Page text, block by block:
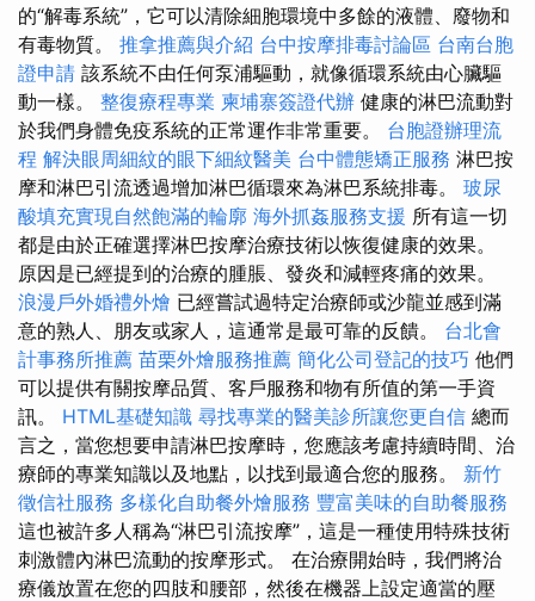
的“解毒系統”，它可以清除細胞環境中多餘的液體、廢物和
有毒物質。 推拿推薦與介紹 台中按摩排毒討論區 台南台胞
證申請 該系統不由任何泵浦驅動，就像循環系統由心臟驅
動一樣。 整復療程專業 柬埔寨簽證代辦 健康的淋巴流動對
於我們身體免疫系統的正常運作非常重要。 台胞證辦理流
程 解決眼周細紋的眼下細紋醫美 台中體態矯正服務 淋巴按
摩和淋巴引流透過增加淋巴循環來為淋巴系統排毒。 玻尿
酸填充實現自然飽滿的輪廓 海外抓姦服務支援 所有這一切
都是由於正確選擇淋巴按摩治療技術以恢復健康的效果。
原因是已經提到的治療的腫脹、發炎和減輕疼痛的效果。
浪漫戶外婚禮外燴 已經嘗試過特定治療師或沙龍並感到滿
意的熟人、朋友或家人，這通常是最可靠的反饋。 台北會
計事務所推薦 苗栗外燴服務推薦 簡化公司登記的技巧 他們
可以提供有關按摩品質、客戶服務和物有所值的第一手資
訊。 HTML基礎知識 尋找專業的醫美診所讓您更自信 總而
言之，當您想要申請淋巴按摩時，您應該考慮持續時間、治
療師的專業知識以及地點，以找到最適合您的服務。 新竹
徵信社服務 多樣化自助餐外燴服務 豐富美味的自助餐服務
這也被許多人稱為“淋巴引流按摩”，這是一種使用特殊技術
刺激體內淋巴流動的按摩形式。 在治療開始時，我們將治
療儀放置在您的四肢和腰部，然後在機器上設定適當的壓